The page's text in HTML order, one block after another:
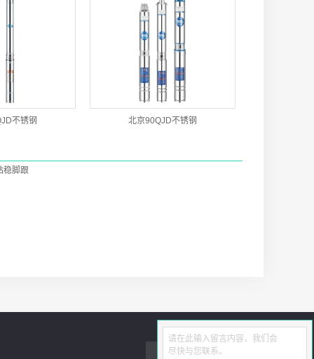
不锈钢 北京90QJD不锈钢
稳脚跟
请在此输入留言内容，我们会
尽快与您联系。